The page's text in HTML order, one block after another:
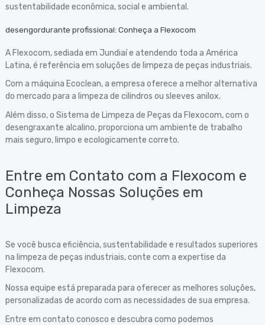
sustentabilidade econômica, social e ambiental.
desengordurante profissional: Conheça a Flexocom
A Flexocom, sediada em Jundiaí e atendendo toda a América
Latina, é referência em soluções de limpeza de peças industriais.
Com a máquina Ecoclean, a empresa oferece a melhor alternativa
do mercado para a limpeza de cilindros ou sleeves anilox.
Além disso, o Sistema de Limpeza de Peças da Flexocom, com o
desengraxante alcalino, proporciona um ambiente de trabalho
mais seguro, limpo e ecologicamente correto.
Entre em Contato com a Flexocom e
Conheça Nossas Soluções em
Limpeza
Se você busca eficiência, sustentabilidade e resultados superiores
na limpeza de peças industriais, conte com a expertise da
Flexocom.
Nossa equipe está preparada para oferecer as melhores soluções,
personalizadas de acordo com as necessidades de sua empresa.
Entre em contato conosco e descubra como podemos